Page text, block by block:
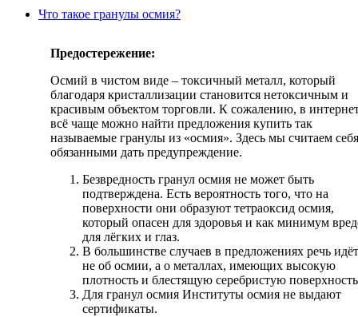
Что такое гранулы осмия?
Предостережение:
Осмий в чистом виде – токсичный металл, который
благодаря кристаллизации становится нетоксичным и
красивым объектом торговли. К сожалению, в
всё чаще можно найти предложения купить так
называемые гранулы из «осмия». Здесь мы считаем себя
обязанными дать предупреждение.
Безвредность гранул осмия не может быть
подтверждена. Есть вероятность того, что на
поверхности они образуют тетраоксид осмия,
который опасен для здоровья и как минимум
для лёгких и глаз.
В большинстве случаев в предложениях речь идёт
не об осмии, а о металлах, имеющих высокую
плотность и блестящую серебристую
Для гранул осмия Институты осмия не выдают
сертификаты.